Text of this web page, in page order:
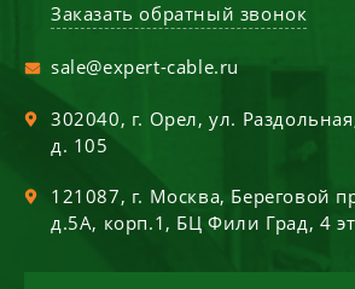
Заказать обратный звонок
sale@expert-cable.ru
302040, г. Орел,ул.
д. 105
121087, г. Москва, Береговой
д.5А, корп.1, БЦ Фили Град, 4